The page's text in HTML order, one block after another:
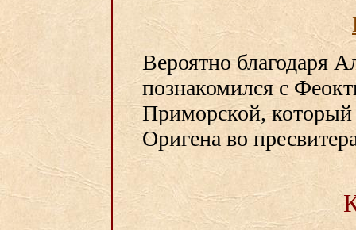
Вероятно благодаря
познакомился с
Приморской, который
Оригена во